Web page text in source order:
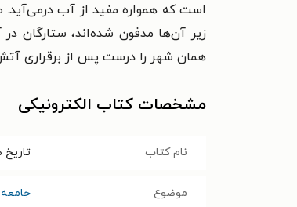
است که همواره مفید از آب درمی‌آید.
زیر آن‌ها مدفون شده‌اند، ستارگان
همان شهر را درست پس از برقراری
مشخصات کتاب الکترونیکی
نام کتاب تاریخ
موضوع